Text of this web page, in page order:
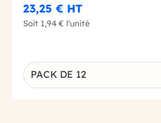
23,25 € HT
Soit 1,94 € l'unité
Déclinaison du produit
PACK DE 12